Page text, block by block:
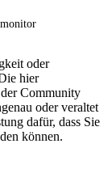
oder
hier
Community
oder veraltet
dafür, dass Sie
können.